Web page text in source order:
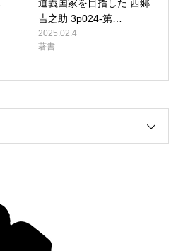
道義国家を目指した 西郷
吉之助 3p024-第…
2025.02.4
著書